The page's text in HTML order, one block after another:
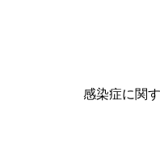
感染症に関